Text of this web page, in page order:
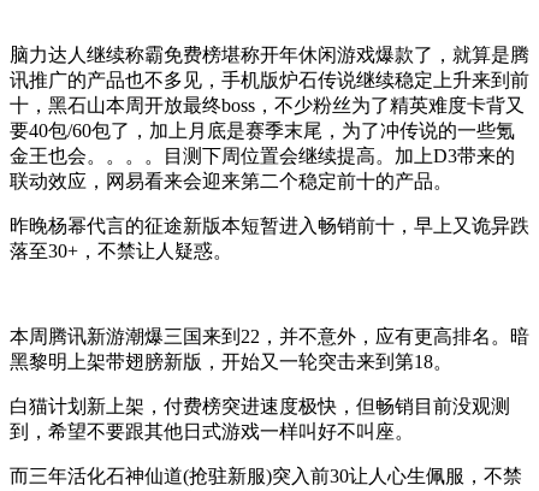
脑力达人继续称霸免费榜堪称开年休闲游戏爆款了，就算是腾
讯推广的产品也不多见，手机版炉石传说继续稳定上升来到前
十，黑石山本周开放最终boss，不少粉丝为了精英难度卡背又
要40包/60包了，加上月底是赛季末尾，为了冲传说的一些氪
金王也会。。。。目测下周位置会继续提高。加上D3带来的
联动效应，网易看来会迎来第二个稳定前十的产品。
昨晚杨幂代言的征途新版本短暂进入畅销前十，早上又诡异跌
落至30+，不禁让人疑惑。
本周腾讯新游潮爆三国来到22，并不意外，应有更高排名。暗
黑黎明上架带翅膀新版，开始又一轮突击来到第18。
白猫计划新上架，付费榜突进速度极快，但畅销目前没观测
到，希望不要跟其他日式游戏一样叫好不叫座。
而三年活化石神仙道(抢驻新服)突入前30让人心生佩服，不禁